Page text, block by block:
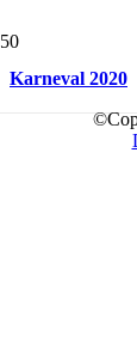
Karneval 2020